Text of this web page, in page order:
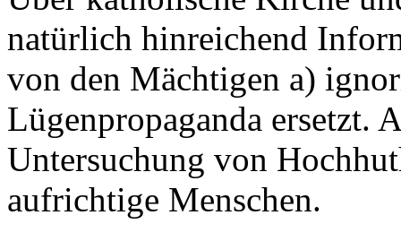
natürlich hinreichend
von den Mächtigen a)
Lügenpropaganda ersetzt.
Untersuchung von
aufrichtige Menschen.